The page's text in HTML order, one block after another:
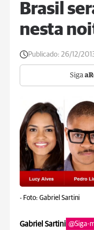
Brasil
nesta
Publicado: 26/12/
Siga
- Foto: Gabriel Sartini
Gabriel Sartini @Siga-